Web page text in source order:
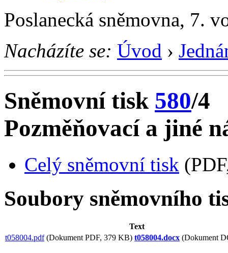
Poslanecká sněmovna, 7.
Nacházíte se: Úvod ›
Sněmovní tisk 580/4
Pozměňovací a jiné
Celý sněmovní tisk
Soubory sněmovního
Text
t058004.pdf(Dokument PDF, 379 KB) t058004.docx (Dokument